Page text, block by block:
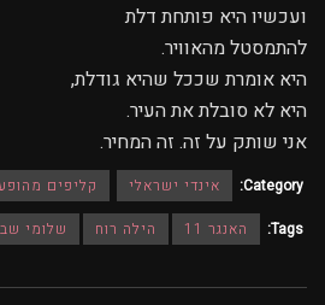
ועכשיו היא פותחת דלת
להתמסטל מהאוויר.
היא אומרת שככל שהיא גודלת,
היא לא סובלת את העיר.
אני שותק על זה. זה המחיר.
Category: אינדי ישראלי קליפים
Tags:
האנגר 11 הילה רוח שלומי